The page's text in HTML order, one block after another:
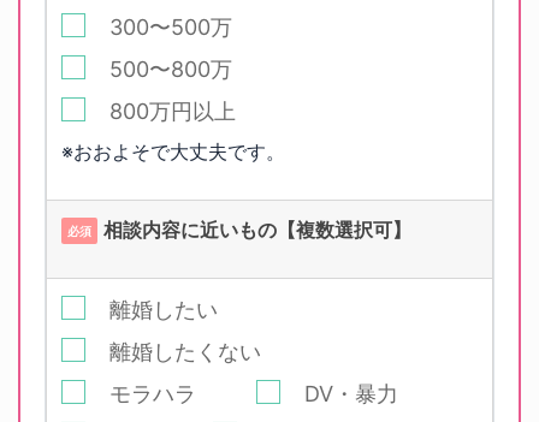
300〜500万
500〜800万
800万円以上
※おおよそで大丈夫です。
必須 相談内容に近いもの【複数選択可】
離婚したい
離婚したくない
モラハラ
DV・暴力